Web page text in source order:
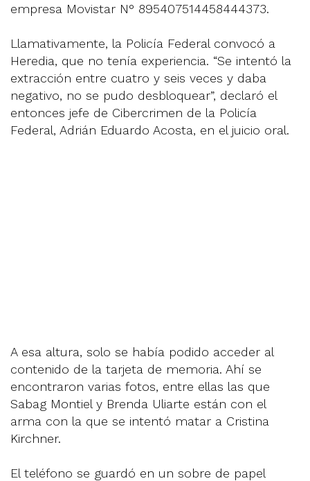
empresa Movistar N° 895407514458444373.
Llamativamente, la Policía Federal convocó a
Heredia, que no tenía experiencia. “Se intentó la
extracción entre cuatro y seis veces y daba
negativo, no se pudo desbloquear”, declaró el
entonces jefe de Cibercrimen de la Policía
Federal, Adrián Eduardo Acosta, en el juicio oral.
A esa altura, solo se había podido acceder al
contenido de la tarjeta de memoria. Ahí se
encontraron varias fotos, entre ellas las que
Sabag Montiel y Brenda Uliarte están con el
arma con la que se intentó matar a Cristina
Kirchner.
El teléfono se guardó en un sobre de papel